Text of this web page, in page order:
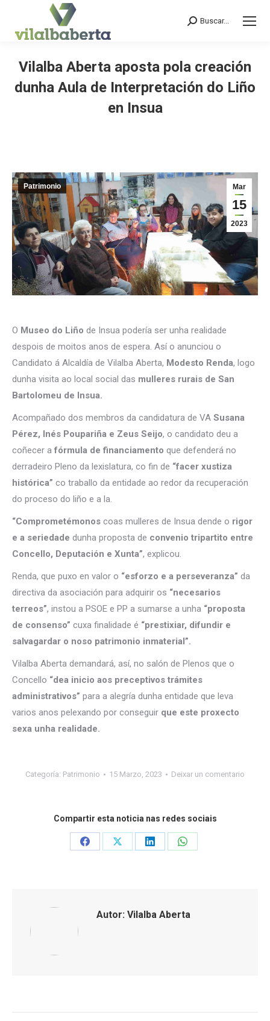
Search:
Buscar...
Vilalba Aberta aposta pola creación
dunha Aula de Interpretación do Liño
en Insua
Mar
15
2023
Patrimonio
O Museo do Liño de Insua podería ser unha realidade
despois de moitos anos de espera. Así o anunciou o
Candidato á Alcaldía de Vilalba Aberta, Modesto Renda, logo
dunha visita ao local social das mulleres rurais de San
Bartolomeu de Insua.
Acompañado dos membros da candidatura de VA Susana
Pérez, Inés Poupariña e Zeus Seijo, o candidato deu a
coñecer a fórmula de financiamento que defenderá no
derradeiro Pleno da lexislatura, co fin de “facer xustiza
histórica” co traballo da entidade ao redor da recuperación
do proceso do liño e a la.
“Comprometémonos coas mulleres de Insua dende o rigor
e a seriedade dunha proposta de convenio tripartito entre
Concello, Deputación e Xunta”, explicou.
Renda, que puxo en valor o “esforzo e a perseveranza” da
directiva da asociación para adquirir os “necesarios
terreos”, instou a PSOE e PP a sumarse a unha “proposta
de consenso” cuxa finalidade é “prestixiar, difundir e
salvagardar o noso patrimonio inmaterial”.
Vilalba Aberta demandará, así, no salón de Plenos que o
Concello “dea inicio aos preceptivos trámites
administrativos” para a alegría dunha entidade que leva
varios anos pelexando por conseguir que este proxecto
sexa unha realidade.
Categoría: Patrimonio 15 Marzo, 2023 Deixar un comentario
Compartir esta noticia nas redes sociais
Share
Share
Share
Share
Autor: Vilalba Aberta